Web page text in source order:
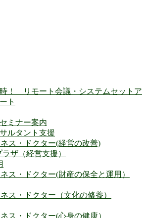
！ リモート会議・システムセットア
ト
ミナー案内
ルタント支援
ス・ドクター(経営の改善)
ザ（経営支援）
ス・ドクター(財産の保全と運用）
ス・ドクター（文化の修養）
ス・ドクター(心身の健康）